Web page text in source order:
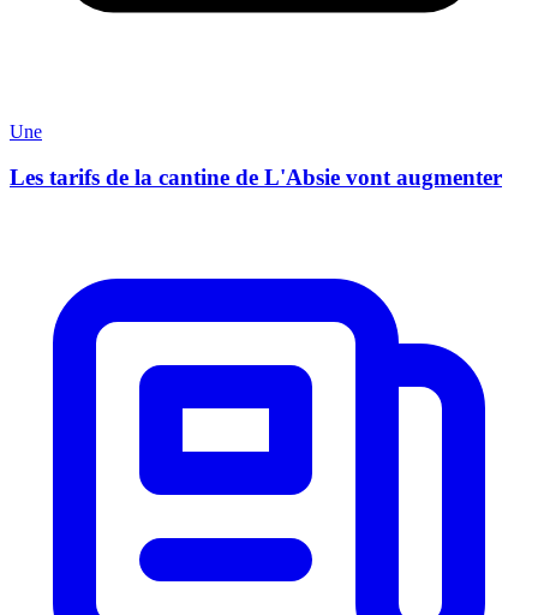
Une
Les tarifs de la cantine de L'Absie vont augmenter